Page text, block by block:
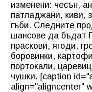
изменени: чесън,
патладжани, киви,
гъби. Следните
шансове да бъдат
праскови, ягоди,
боровинки,
портокали,
чушки. [caption
align="aligncenter"